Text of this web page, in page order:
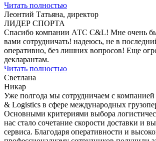
Читать полностью
Леонтий Татьяна, директор
ЛИДЕР СПОРТА
Спасибо компании АТС С&L! Мне очень
вами сотрудничать! надеюсь, не в
оперативно, без лишних вопросов! Еще
декларантам.
Читать полностью
Светлана
Никар
Уже полгода мы сотрудничаем с
& Logistics в сфере международных
Основными критериями выбора
нас стало сочетание скорости доставки и
сервиса. Благодаря оперативности и